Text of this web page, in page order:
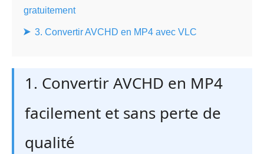
gratuitement
3. Convertir AVCHD en MP4 avec VLC
1. Convertir AVCHD en MP4
facilement et sans perte de
qualité